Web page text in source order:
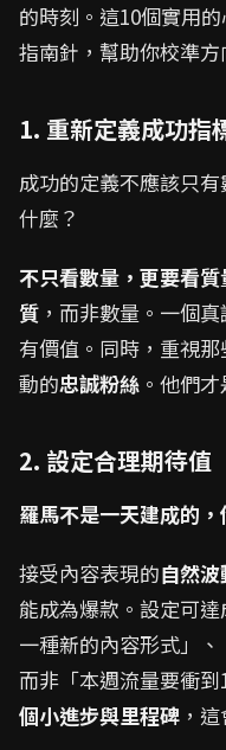
的時刻。這10個實用
指南針，幫助你校準
1. 重新定義成功指
成功的定義不應該只
什麼？
不只看數量，更要看質
質 ，而非數量。一個
有價值。同時，重視
動的忠誠粉絲 。他們
2. 設定合理期待值
羅馬不是一天建成的，
接受內容表現的自然波
能成為爆款。設定可
一種新的內容形式」
而非「本週流量要衝
個小進步與里程碑 ，